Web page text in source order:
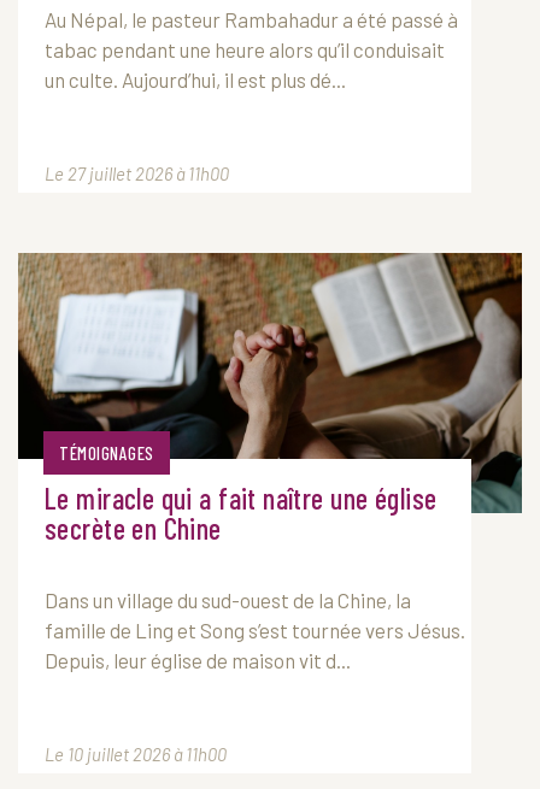
Au Népal, le pasteur Rambahadur a été passé à
tabac pendant une heure alors qu’il conduisait
un culte. Aujourd’hui, il est plus dé...
Le 27 juillet 2026 à 11h00
TÉMOIGNAGES
Le miracle qui a fait naître une église
secrète en Chine
Dans un village du sud-ouest de la Chine, la
famille de Ling et Song s’est tournée vers Jésus.
Depuis, leur église de maison vit d...
Le 10 juillet 2026 à 11h00